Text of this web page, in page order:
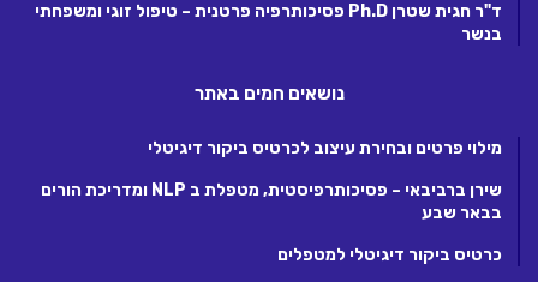
ד"ר חגית שטרן Ph.D פסיכותרפיה פרטנית – טיפול זוגי ומשפחתי
בנשר
נושאים חמים באתר
מילוי פרטים ובחירת עיצוב לכרטיס ביקור דיגיטלי
שירן ברביבאי – פסיכותרפיסטית, מטפלת ב NLP ומדריכת הורים
בבאר שבע
כרטיס ביקור דיגיטלי למטפלים